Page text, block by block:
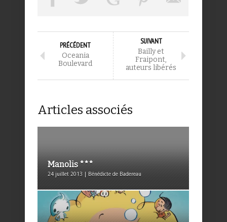
PRÉCÉDENT
Oceania
Boulevard
SUIVANT
Bailly et
Fraipont,
auteurs libérés
Articles associés
Manolis ***
24 juillet 2013 | Bénédicte de Badereau